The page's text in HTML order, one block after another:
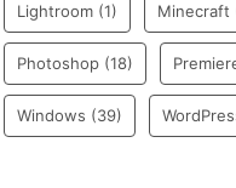
Lightroom (1) Minecraft
Photoshop (18)
Windows (39)